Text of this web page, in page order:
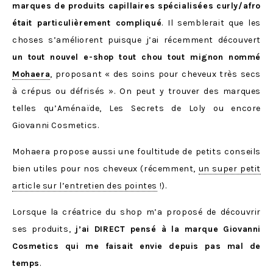
marques de produits capillaires spécialisées curly/afro
était particulièrement compliqué. Il semblerait que les
choses s’améliorent puisque j’ai récemment découvert
un tout nouvel e-shop tout chou tout mignon nommé
Mohaera, proposant « des soins pour cheveux très secs
à crépus ou défrisés ». On peut y trouver des marques
telles qu’Aménaïde, Les Secrets de Loly ou encore
Giovanni Cosmetics.
Mohaera propose aussi une foultitude de petits conseils
bien utiles pour nos cheveux (récemment, un super petit
article sur l’entretien des pointes !).
Lorsque la créatrice du shop m’a proposé de découvrir
ses produits, j’ai DIRECT pensé à la marque Giovanni
Cosmetics qui me faisait envie depuis pas mal de
temps.